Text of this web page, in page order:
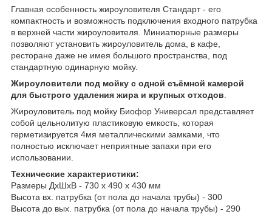
Главная особенность жироуловителя Стандарт - его
компактность и возможность подключения входного патрубка
в верхней части жироуловителя. Миниатюрные размеры
позволяют установить жироуловитель дома, в кафе,
ресторане даже не имея большого пространства, под
стандартную одинарную мойку.
Жироуловители под мойку с одной съёмной камерой
для быстрого удаления жира и крупных отходов
Жироуловитель под мойку Биофор Универсал представляет
собой цельнолитую пластиковую емкость, которая
герметизируется 4мя металлическими замками, что
полностью исключает неприятные запахи при его
использовании.
Технические характеристики:
Размеры ДхШхВ - 730 х 490 х 430 мм
Высота вх. патрубка (от пола до начала трубы) - 300
Высота до вых. патрубка (от пола до начала трубы) - 290